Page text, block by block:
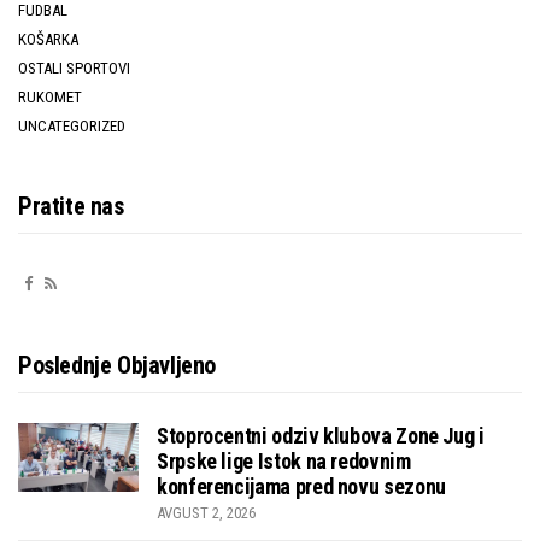
FUDBAL
KOŠARKA
OSTALI SPORTOVI
RUKOMET
UNCATEGORIZED
Pratite nas
Poslednje Objavljeno
Stoprocentni odziv klubova Zone Jug i
Srpske lige Istok na redovnim
konferencijama pred novu sezonu
AVGUST 2, 2026